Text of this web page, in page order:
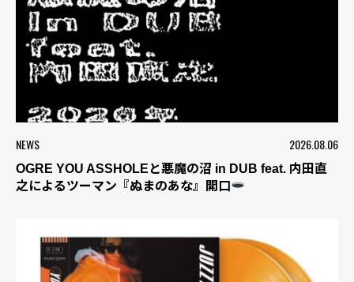
NEWS 2026.08.06
OGRE YOU ASSHOLEと悪魔の沼 in DUB feat. 内田直
之によるツーマン『ぬまのあな』開口